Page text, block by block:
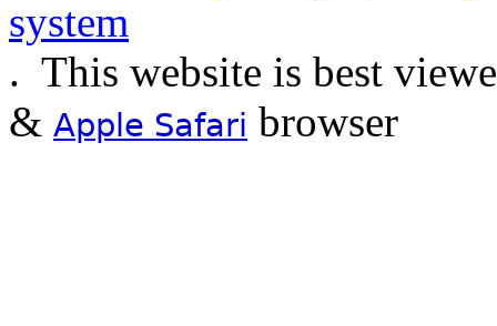
. This website is best
& Apple Safari browser